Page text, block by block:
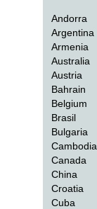
Andorra
Argentina
Armenia
Australia
Austria
Bahrain
Belgium
Brasil
Bulgaria
Cambodia
Canada
China
Croatia
Cuba